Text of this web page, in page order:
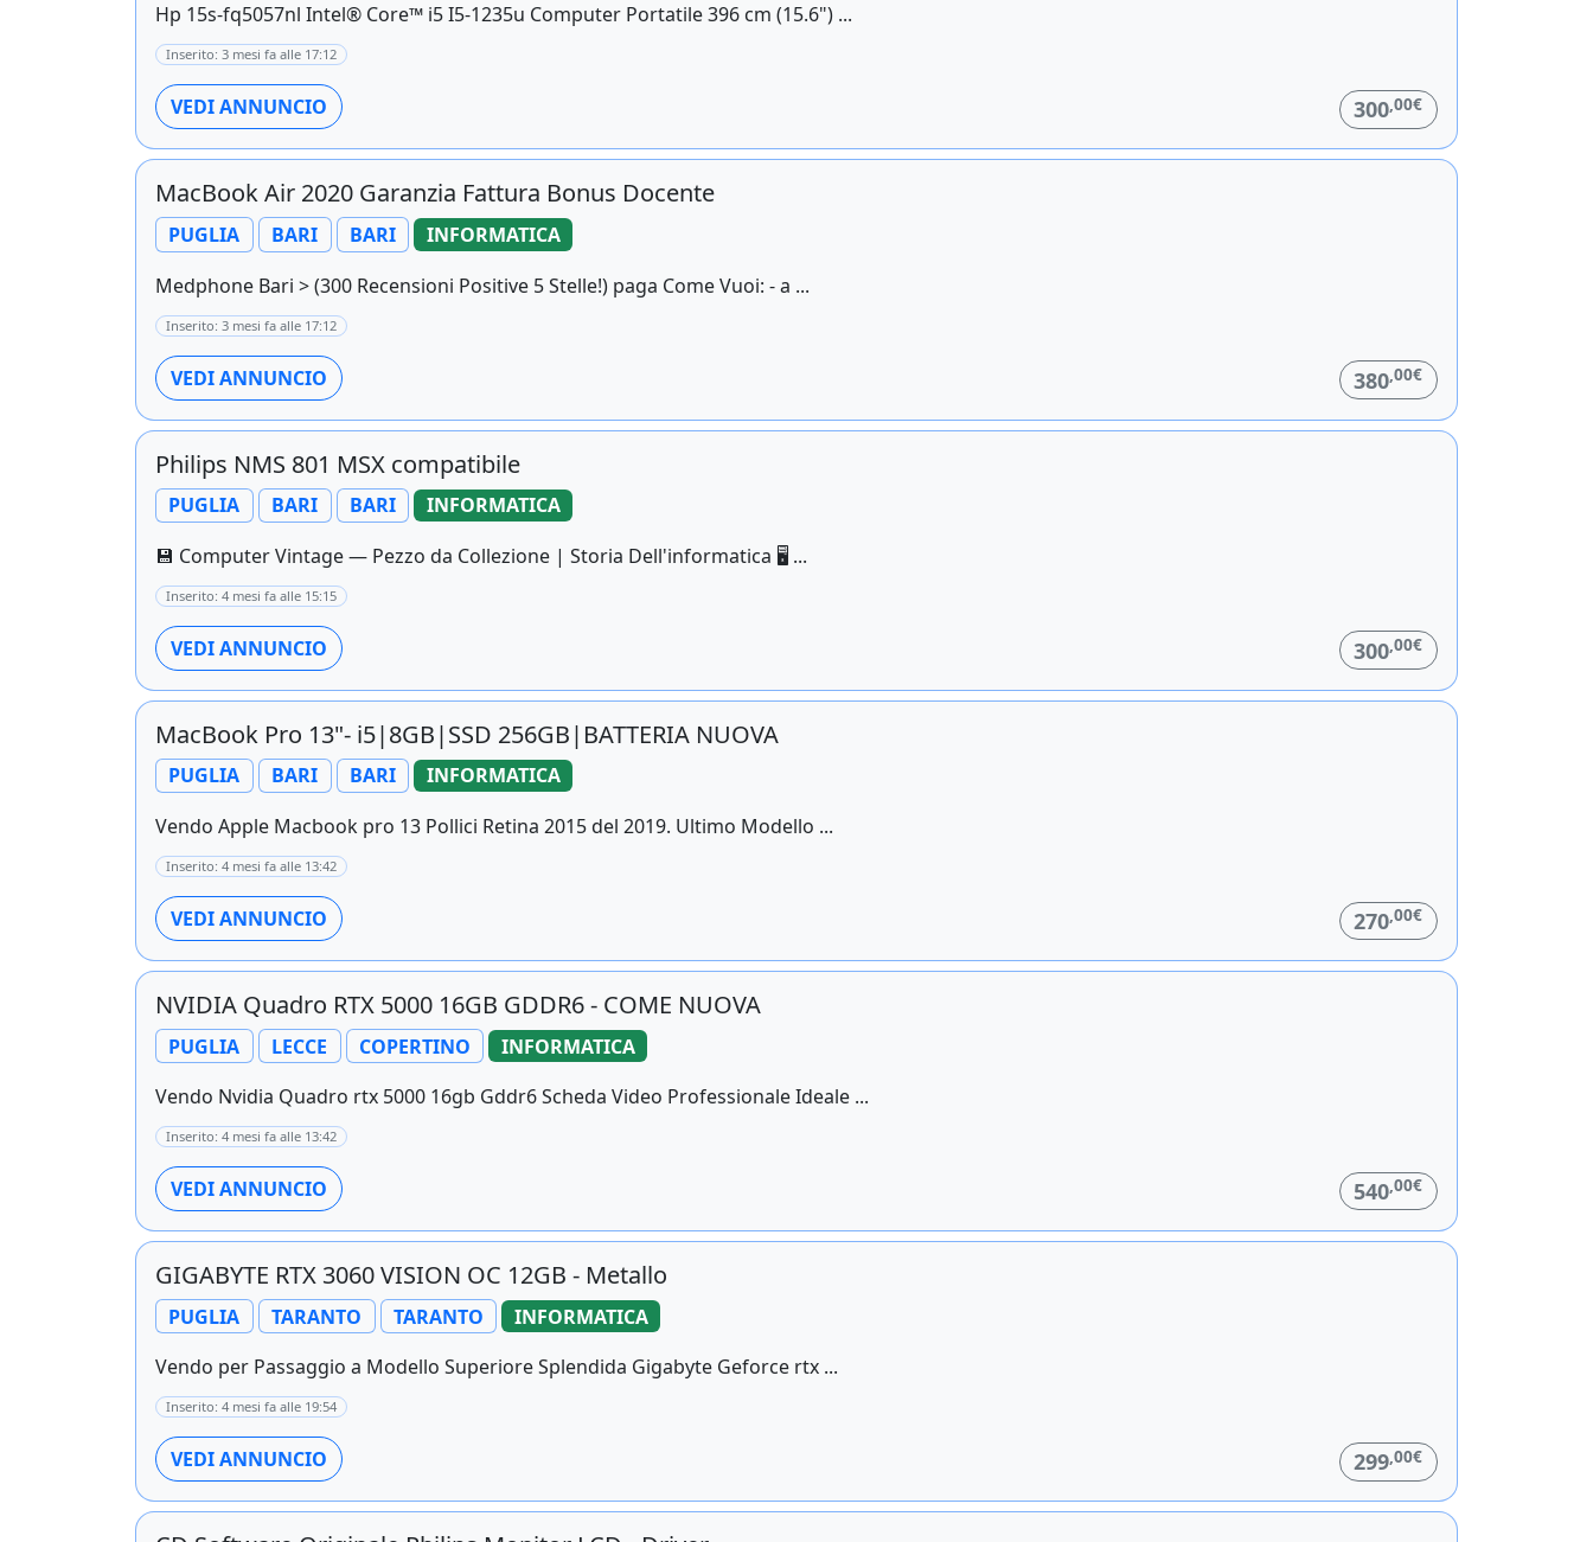
Hp 15s-fq5057nl Intel® Core™ i5 I5-1235u Computer Portatile 396 cm (15.6") ...
Inserito: 3 mesi fa alle 17:12
VEDI ANNUNCIO 300 ,00€
MacBook Air 2020 Garanzia Fattura Bonus Docente
PUGLIA BARI BARI
INFORMATICA
Medphone Bari > (300 Recensioni Positive 5 Stelle!) paga Come Vuoi: - a ...
Inserito: 3 mesi fa alle 17:12
VEDI ANNUNCIO 380,00€
Philips NMS 801 MSX compatibile
PUGLIA BARI BARI
INFORMATICA
💾 Computer Vintage — Pezzo da Collezione | Storia Dell'informatica 🖥️ ...
Inserito: 4 mesi fa alle 15:15
VEDI ANNUNCIO 300,00€
MacBook Pro 13"- i5|8GB|SSD 256GB|BATTERIA NUOVA
PUGLIA BARI BARI
INFORMATICA
Vendo Apple Macbook pro 13 Pollici Retina 2015 del 2019. Ultimo Modello ...
Inserito: 4 mesi fa alle 13:42
VEDI ANNUNCIO 270,00€
NVIDIA Quadro RTX 5000 16GB GDDR6 - COME NUOVA
PUGLIA LECCE COPERTINO
INFORMATICA
Vendo Nvidia Quadro rtx 5000 16gb Gddr6 Scheda Video Professionale Ideale ...
Inserito: 4 mesi fa alle 13:42
VEDI ANNUNCIO 540,00€
GIGABYTE RTX 3060 VISION OC 12GB - Metallo
PUGLIA TARANTO TARANTO
INFORMATICA
Vendo per Passaggio a Modello Superiore Splendida Gigabyte Geforce rtx ...
Inserito: 4 mesi fa alle 19:54
VEDI ANNUNCIO 299 ,00€